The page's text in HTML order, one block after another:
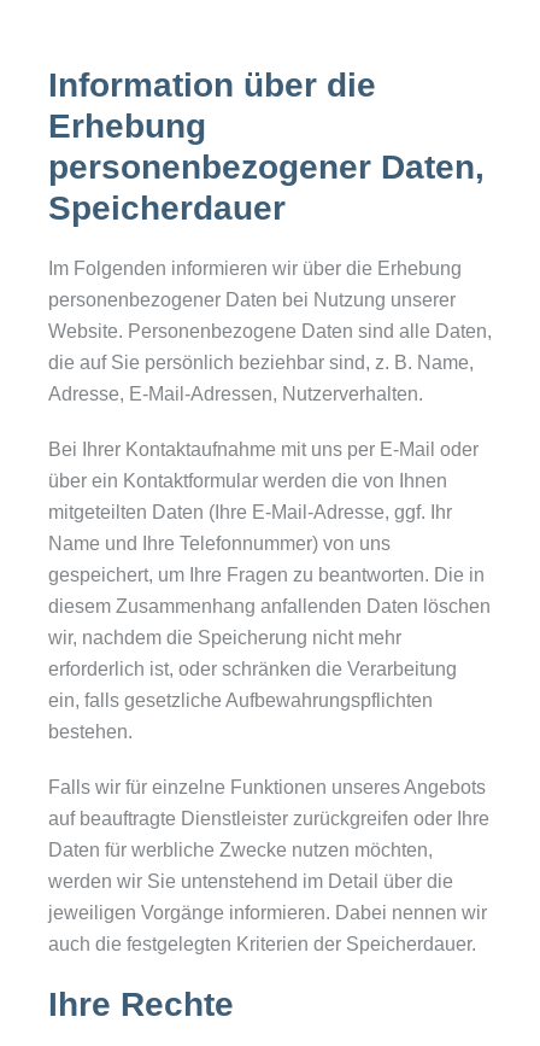
Information über die
Erhebung
personenbezogener Daten,
Speicherdauer
Im Folgenden informieren wir über die Erhebung
personenbezogener Daten bei Nutzung unserer
Website. Personenbezogene Daten sind alle Daten,
die auf Sie persönlich beziehbar sind, z. B. Name,
Adresse, E-Mail-Adressen, Nutzerverhalten.
Bei Ihrer Kontaktaufnahme mit uns per E-Mail oder
über ein Kontaktformular werden die von Ihnen
mitgeteilten Daten (Ihre E-Mail-Adresse, ggf. Ihr
Name und Ihre Telefonnummer) von uns
gespeichert, um Ihre Fragen zu beantworten. Die in
diesem Zusammenhang anfallenden Daten löschen
wir, nachdem die Speicherung nicht mehr
erforderlich ist, oder schränken die Verarbeitung
ein, falls gesetzliche Aufbewahrungspflichten
bestehen.
Falls wir für einzelne Funktionen unseres Angebots
auf beauftragte Dienstleister zurückgreifen oder Ihre
Daten für werbliche Zwecke nutzen möchten,
werden wir Sie untenstehend im Detail über die
jeweiligen Vorgänge informieren. Dabei nennen wir
auch die festgelegten Kriterien der Speicherdauer.
Ihre Rechte